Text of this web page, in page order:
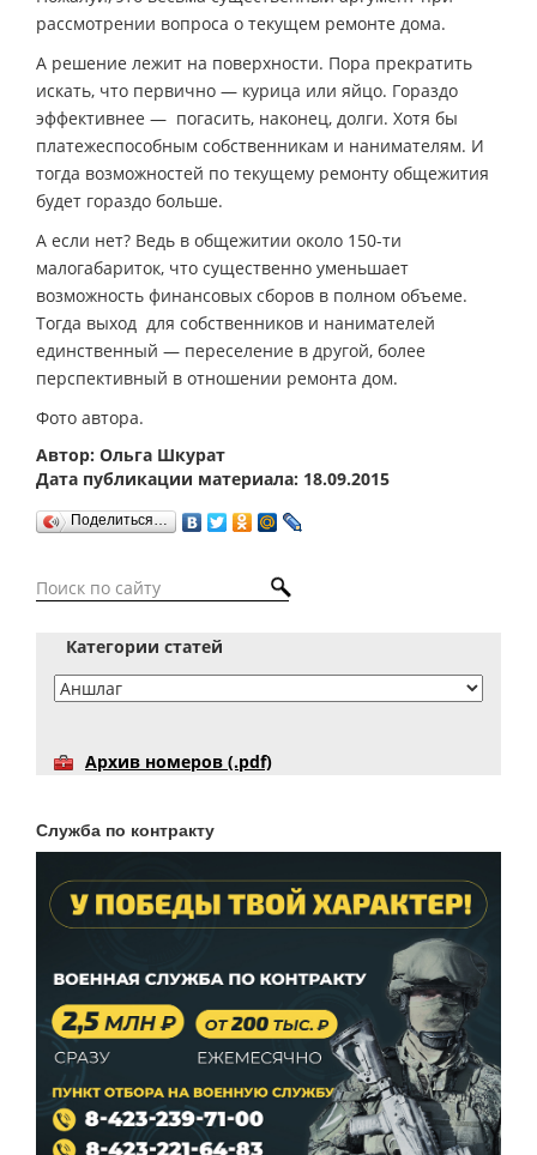
рассмотрении вопроса о текущем ремонте дома.
А решение лежит на поверхности. Пора прекратить
искать, что первично — курица или яйцо. Гораздо
эффективнее — погасить, наконец, долги. Хотя бы
платежеспособным собственникам и нанимателям. И
тогда возможностей по текущему ремонту общежития
будет гораздо больше.
А если нет? Ведь в общежитии около 150-ти
малогабариток, что существенно уменьшает
возможность финансовых сборов в полном объеме.
Тогда выход для собственников и нанимателей
единственный — переселение в другой, более
перспективный в отношении ремонта дом.
Фото автора.
Автор: Ольга Шкурат
Дата публикации материала: 18.09.2015
Поделиться…
Категории статей
Архив номеров (.pdf)
Служба по контракту